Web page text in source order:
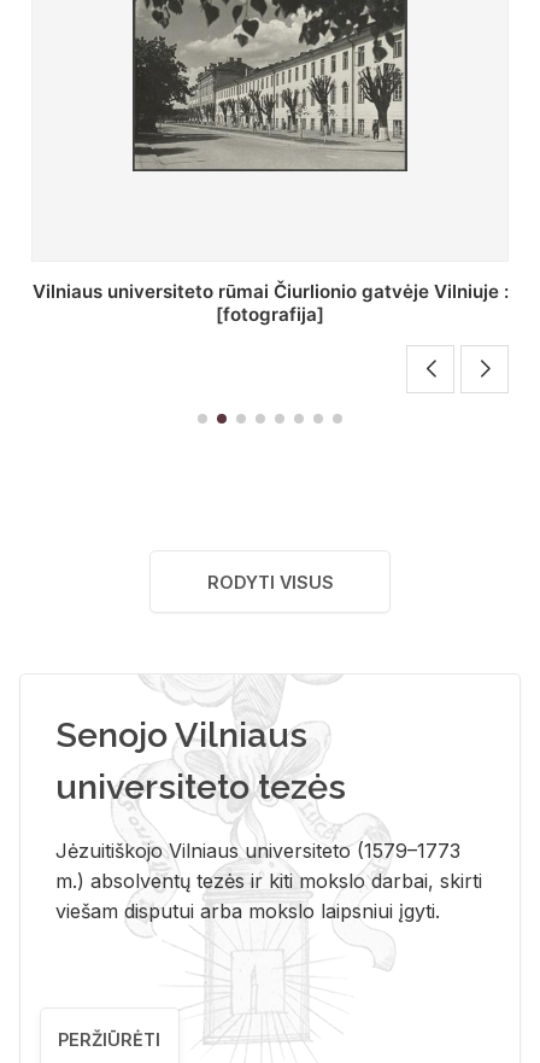
St. Batoro universiteto J. Pilsudskio kolegija :
[fotografija]
RODYTI VISUS
Senojo Vilniaus
universiteto tezės
Jėzuitiškojo Vilniaus universiteto (1579–1773
m.) absolventų tezės ir kiti mokslo darbai, skirti
viešam disputui arba mokslo laipsniui įgyti.
PERŽIŪRĖTI